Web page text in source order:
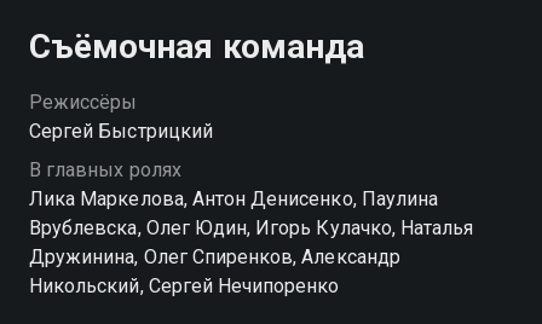
бизнесмена, который хочет выкупить за бесценок
землю у местных и построить здесь элитный
коттеджный посёлок… Более того, у Бориса есть
невеста, которая не собирается отпускать своего
Простит ли его Ася, когда узнает горькую правду? И
сумеют ли жители посёлка отстоять свою землю?…
Съёмочная команда
Режиссёры
Сергей Быстрицкий
В главных ролях
Лика Маркелова, Антон Денисенко, Паулина
Врублевска, Олег Юдин, Игорь Кулачко, Наталья
Дружинина, Олег Спиренков, Александр
Никольский, Сергей Нечипоренко